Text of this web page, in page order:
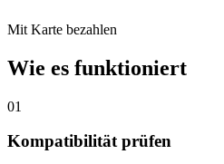
Mit Karte bezahlen
Wie es funktioniert
01
Kompatibilität prüfen